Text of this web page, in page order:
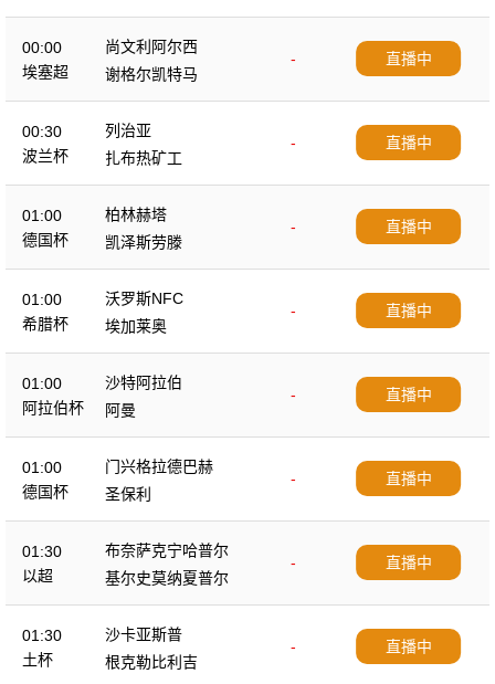
00:00
埃塞超
尚文利阿尔西
-
谢格尔凯特马
直播中
00:30
波兰杯
列治亚
-
扎布热矿工
直播中
01:00
德国杯
柏林赫塔
-
凯泽斯劳滕
直播中
01:00
希腊杯
沃罗斯NFC
-
埃加莱奥
直播中
01:00
阿拉伯杯
沙特阿拉伯
-
阿曼
直播中
01:00
德国杯
门兴格拉德巴赫
-
圣保利
直播中
01:30
以超
布奈萨克宁哈普尔
-
基尔史莫纳夏普尔
直播中
01:30
土杯
沙卡亚斯普
-
根克勒比利吉
直播中